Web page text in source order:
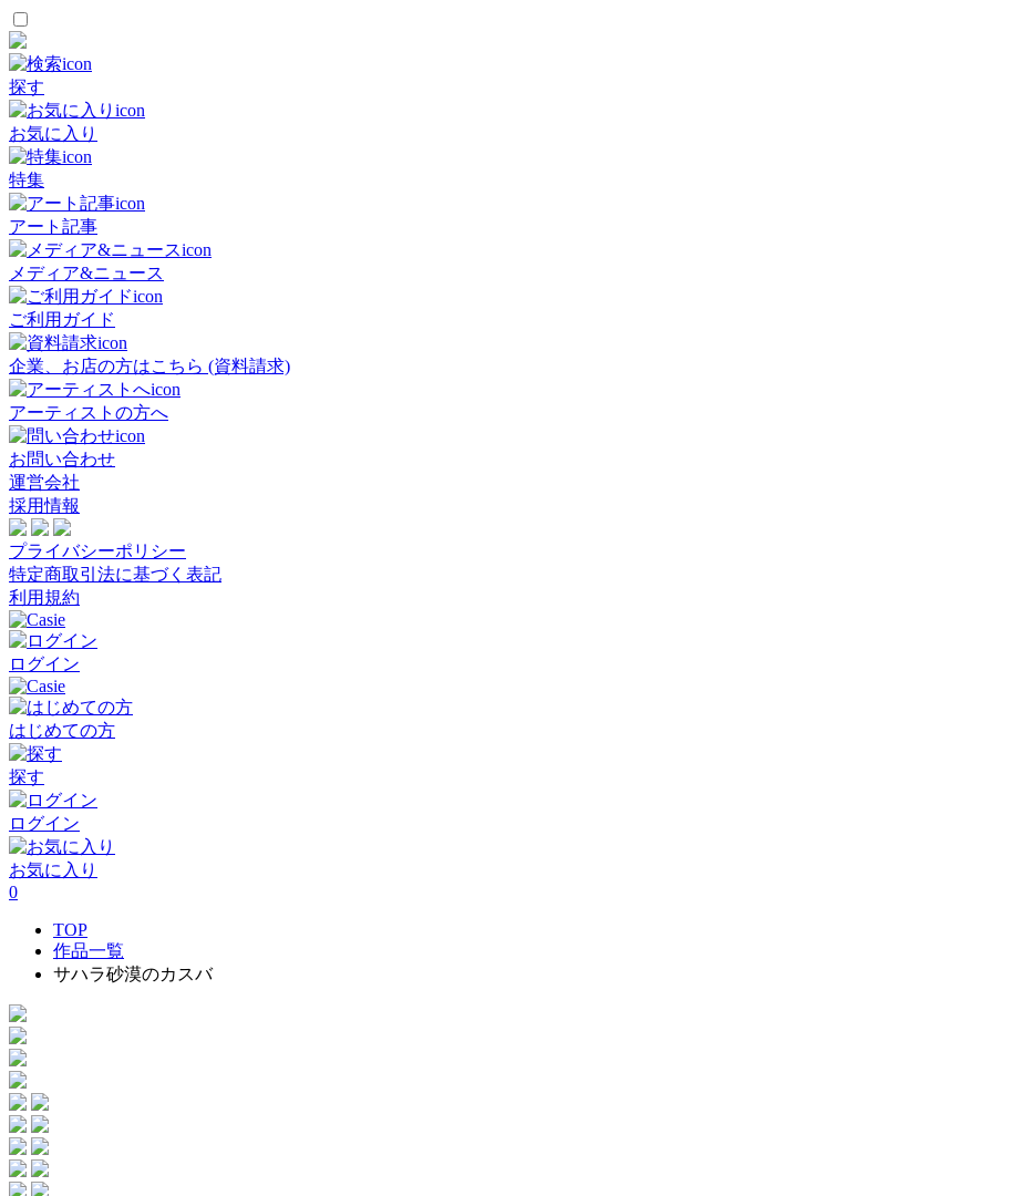
探す
お気に入り
特集
アート記事
メディア&ニュース
ご利用ガイド
企業、お店の方はこちら (資料請求)
アーティストの方へ
お問い合わせ
運営会社
採用情報
プライバシーポリシー
特定商取引法に基づく表記
利用規約
ログイン
はじめての方
探す
ログイン
お気に入り
0
TOP
作品一覧
サハラ砂漠のカスバ